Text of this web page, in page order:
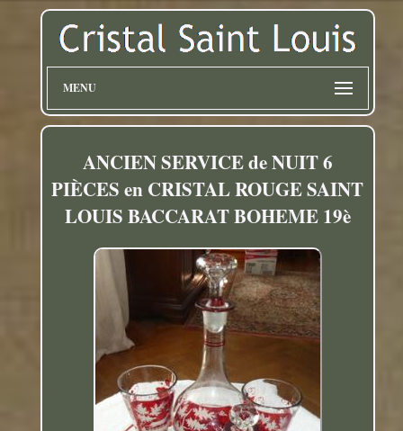
MENU
ANCIEN SERVICE de NUIT 6
PIÈCES en CRISTAL ROUGE SAINT
LOUIS BACCARAT BOHEME 19è